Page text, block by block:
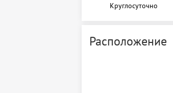
Круглосуточно
Расположение